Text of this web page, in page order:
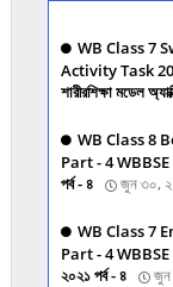
WB Class 7
Activity Task
শারীরশিক্ষা মডেল
WB Class 8
Part - 4 WBBSE
পর্ব - ৪
জুন ৩০,
WB Class 7
Part - 4 WBBSE
২০২১ পর্ব - ৪
জুন